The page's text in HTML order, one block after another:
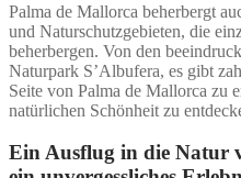
Palma de Mallorca beherbergt
und Naturschutzgebieten, die
beherbergen. Von den
Naturpark S’Albufera, es gibt
Seite von Palma de Mallorca zu
natürlichen Schönheit zu
Ein Ausflug in die Natur